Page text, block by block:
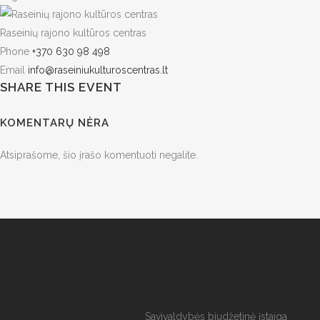
Raseinių rajono kultūros centras
Phone +370 630 98 498
Email
info@raseiniukulturoscentras.lt
SHARE THIS EVENT
KOMENTARŲ NĖRA
Atsiprašome, šio įrašo komentuoti negalite.
Savivaldybės biudžetinė įstaiga